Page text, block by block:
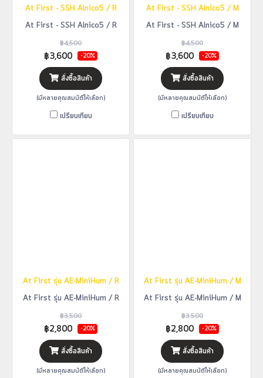
At First - SSH Alnico5 / R
At First - SSH Alnico5 / R
฿4,500
฿3,600 -20%
สั่งซื้อสินค้า
(มีหลายคุณสมบัติให้เลือก)
เปรียบเทียบ
At First - SSH Alnico5 / M
At First - SSH Alnico5 / M
฿4,500
฿3,600 -20%
สั่งซื้อสินค้า
(มีหลายคุณสมบัติให้เลือก)
เปรียบเทียบ
At First รุ่น AE-MiniHum / R
At First รุ่น AE-MiniHum / R
฿3,500
฿2,800 -20%
สั่งซื้อสินค้า
(มีหลายคุณสมบัติให้เลือก)
At First รุ่น AE-MiniHum / M
At First รุ่น AE-MiniHum / M
฿3,500
฿2,800 -20%
สั่งซื้อสินค้า
(มีหลายคุณสมบัติให้เลือก)